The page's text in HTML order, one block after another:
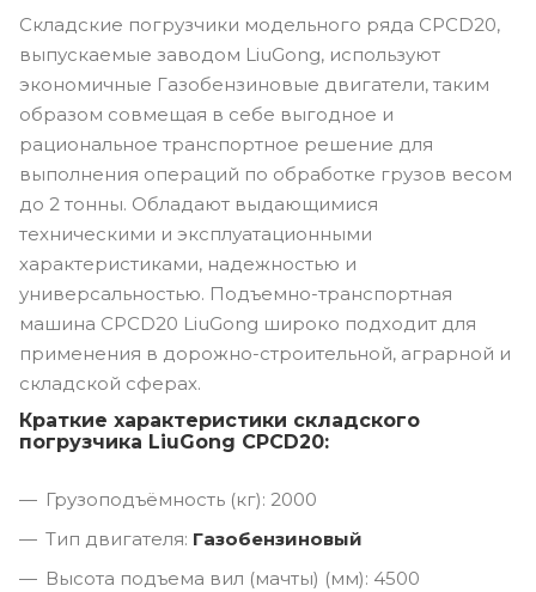
Складские погрузчики модельного ряда CPCD20,
выпускаемые заводом LiuGong, используют
экономичные Газобензиновые двигатели, таким
образом совмещая в себе выгодное и
рациональное транспортное решение для
выполнения операций по обработке грузов весом
до 2 тонны. Обладают выдающимися
техническими и эксплуатационными
характеристиками, надежностью и
универсальностью. Подъемно-транспортная
машина CPCD20 LiuGong широко подходит для
применения в дорожно-строительной, аграрной и
складской сферах.
Краткие характеристики складского
погрузчика LiuGong CPCD20:
Грузоподъёмность (кг): 2000
Тип двигателя: Газобензиновый
Высота подъема вил (мачты) (мм): 4500